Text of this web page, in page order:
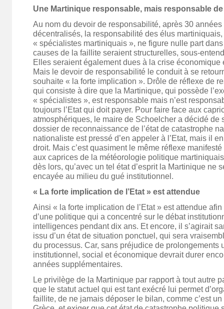
Une Martinique responsable, mais responsable
Au nom du devoir de responsabilité, après 30
décentralisés, la responsabilité des élus
« spécialistes martiniquais », ne figure nulle part
causes de la faillite seraient structurelles, sous-
Elles seraient également dues à la crise économique
Mais le devoir de responsabilité le conduit à se
souhaite « la forte implication ». Drôle de réflexe de
qui consiste à dire que la Martinique, qui possède
« spécialistes », est responsable mais n’est
toujours l’Etat qui doit payer. Pour faire face aux
atmosphériques, le maire de Schoelcher a décidé de
dossier de reconnaissance de l’état de catastrophe
nationaliste est pressé d’en appeler à l’Etat, mais il
droit. Mais c’est quasiment le même réflexe
aux caprices de la météorologie politique
dès lors, qu’avec un tel état d’esprit la Martinique ne
encayée au milieu du gué institutionnel.
« La forte implication de l’Etat » est attendue
Ainsi « la forte implication de l’Etat » est attendue
d’une politique qui a concentré sur le débat
intelligences pendant dix ans. Et encore, il s’agirait
issu d’un état de situation ponctuel, qui sera
du processus. Car, sans préjudice de prolongements
institutionnel, social et économique devrait durer
années supplémentaires.
Le privilège de la Martinique par rapport à tout autre
que le statut actuel qui est tant exécré lui permet
faillite, de ne jamais déposer le bilan, comme c’est